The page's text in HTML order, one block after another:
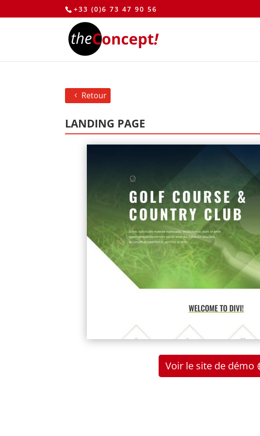
+33 (0)6 73 47 90 56
Retour
LANDING PAGE
Voir le site de démo